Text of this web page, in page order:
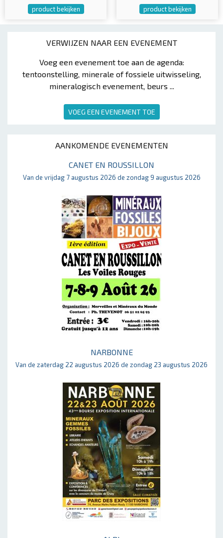
VERWIJZEN NAAR EEN EVENEMENT
Voeg een evenement toe aan de agenda:
tentoonstelling, minerale of fossiele uitwisseling,
mineralogisch evenement, beurs ...
VOEG EEN EVENEMENT TOE
AANKOMENDE EVENEMENTEN
CANET EN ROUSSILLON
Van de vrijdag 7 augustus 2026 de zondag 9 augustus 2026
NARBONNE
Van de zaterdag 22 augustus 2026 de zondag 23 augustus 2026
product bekijken product bekijken